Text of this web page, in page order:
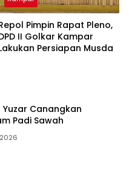
Pimpin Rapat Pleno,
II Golkar Kampar
Persiapan Musda
Canangkan
Padi Sawah